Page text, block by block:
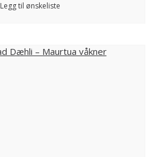
Legg til ønskeliste